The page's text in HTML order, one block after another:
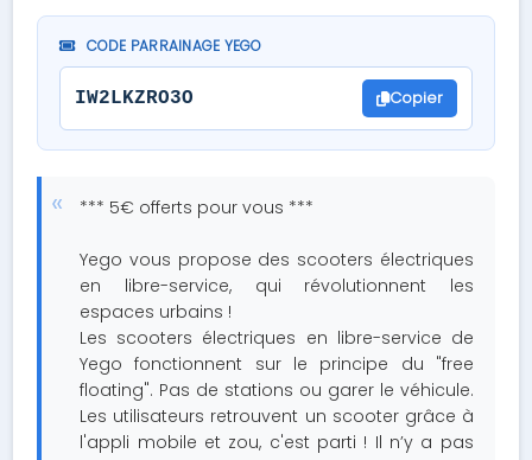
CODE PARRAINAGE YEGO
IW2LKZRO3O Copier
*** 5€ offerts pour vous ***
Yego vous propose des scooters électriques
en libre-service, qui révolutionnent les
espaces urbains !
Les scooters électriques en libre-service de
Yego fonctionnent sur le principe du "free
floating". Pas de stations ou garer le véhicule.
Les utilisateurs retrouvent un scooter grâce à
l'appli mobile et zou, c'est parti ! Il n’y a pas